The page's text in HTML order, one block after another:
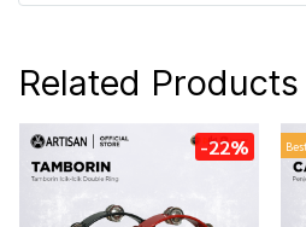
Related Products
-22%